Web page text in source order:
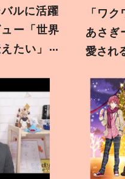
ルに活躍
ー「世界
たい」新
「ワ
あさぎ
愛され